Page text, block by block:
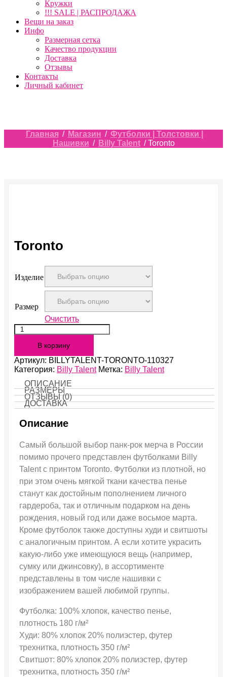
Кружки
!!! SALE | РАСПРОДАЖА
Вещи на заказ
Инфо
Размерная сетка
Качество продукции
Доставка
Отзывы
Контакты
Личный кабинет
Главная / Магазин / Футболки | Толстовки |
Нашивки / Billy Talent / Toronto
Toronto
Изделие
Размер
Очистить
Количество
Toronto
В корзину
Артикул: BILLYTALENT-TORONTO-110327
Категория: Billy Talent Метка: Billy Talent
ОПИСАНИЕ
РАЗМЕРЫ
ОТЗЫВЫ (0)
ДОСТАВКА
Описание
Самый большой выбор панк-рок мерча в России
помимо прочего представлен футболками Billy
Talent с принтом Toronto. Футболки из плотной, но
при этом очень мягкой ткани качества пенье
станут как достойным пополнением личного
гардероба, так и отличным подарком на день
рождения, новый год или даже восьмое марта.
Кроме футболок также доступны худи и свитшоты
с аналогичным принтом. А если хотите украсить
какую-либо уже имеющуюся вещь (например,
сумку или джинсовку), в ассортименте
представлены в том числе нашивки с
изображением вашей любимой группы.
Футболка: 100% хлопок, качество пенье,
плотность 180 г/м²
Худи: 80% хлопок 20% полиэстер, футер
трехнитка, плотность 350 г/м²
Свитшот: 80% хлопок 20% полиэстер, футер
трехнитка, плотность 350 г/м²